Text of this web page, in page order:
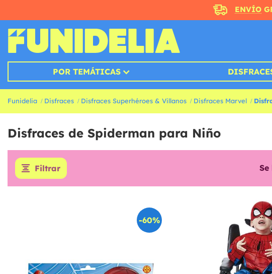
ENVÍO
POR TEMÁTICAS
Funidelia Disfraces Disfraces Superhéroes & Villanos Disfraces Marvel
Disfraces de Spiderman para Niño
Filtrar
-60%